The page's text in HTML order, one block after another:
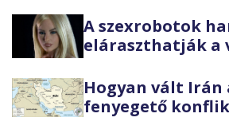
A szexrobotok
eláraszthatják a
Hogyan vált Irán
fenyegető